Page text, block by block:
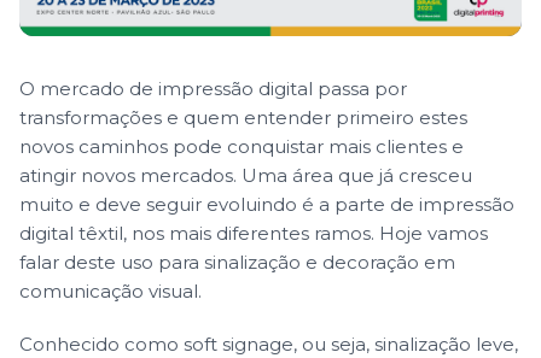
O mercado de impressão digital passa por
transformações e quem entender primeiro estes
novos caminhos pode conquistar mais clientes e
atingir novos mercados. Uma área que já cresceu
muito e deve seguir evoluindo é a parte de impressão
digital têxtil, nos mais diferentes ramos. Hoje vamos
falar deste uso para sinalização e decoração em
comunicação visual.
Conhecido como soft signage, ou seja, sinalização leve,